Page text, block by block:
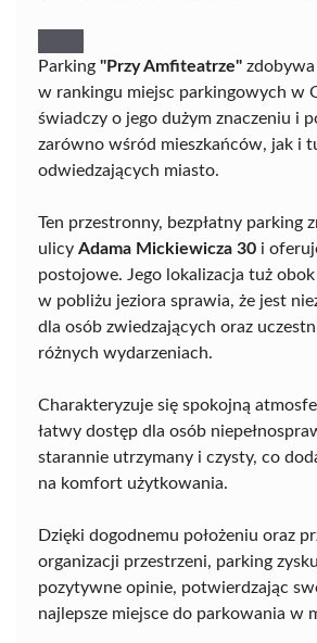
Parking "Przy Amfiteatrze"
w rankingu miejsc parkingowych w
świadczy o jego dużym znaczeniu i
zarówno wśród mieszkańców, jak i
odwiedzających miasto.
Ten przestronny, bezpłatny parking
ulicy Adama Mickiewicza 30 i
postojowe. Jego lokalizacja tuż
w pobliżu jeziora sprawia, że jest
dla osób zwiedzających oraz
różnych wydarzeniach.
Charakteryzuje się spokojną
łatwy dostęp dla osób
starannie utrzymany i czysty, co
na komfort użytkowania.
Dzięki dogodnemu położeniu oraz
organizacji przestrzeni, parking
pozytywne opinie, potwierdzając
najlepsze miejsce do parkowania w